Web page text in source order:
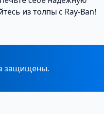
из толпы с Ray-Ban!
защищены.